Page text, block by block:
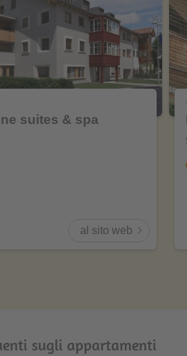
suites & spa
al sito web
sugli appartamenti